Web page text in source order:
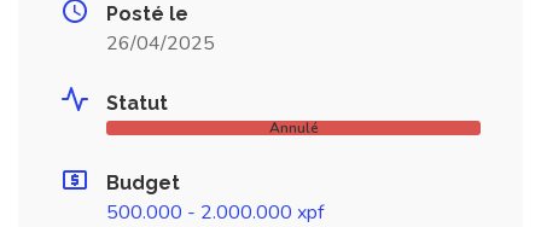
Posté le
26/04/2025
Statut
Annulé
Budget
500.000 - 2.000.000 xpf